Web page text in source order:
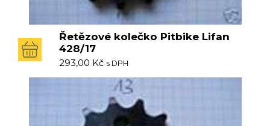
Řetězové kolečko Pitbike Lifan
428/17
293,00 Kč s DPH